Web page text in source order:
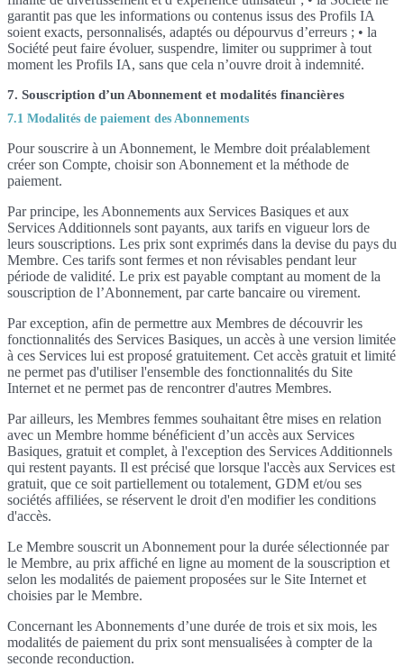
garantit pas que les informations ou contenus issus des Profils IA
soient exacts, personnalisés, adaptés ou dépourvus d’erreurs ; • la
Société peut faire évoluer, suspendre, limiter ou supprimer à tout
moment les Profils IA, sans que cela n’ouvre droit à indemnité.
7. Souscription d’un Abonnement et modalités financières
7.1 Modalités de paiement des Abonnements
Pour souscrire à un Abonnement, le Membre doit préalablement
créer son Compte, choisir son Abonnement et la méthode de
paiement.
Par principe, les Abonnements aux Services Basiques et aux
Services Additionnels sont payants, aux tarifs en vigueur lors de
leurs souscriptions. Les prix sont exprimés dans la devise du pays du
Membre. Ces tarifs sont fermes et non révisables pendant leur
période de validité. Le prix est payable comptant au moment de la
souscription de l’Abonnement, par carte bancaire ou virement.
Par exception, afin de permettre aux Membres de découvrir les
fonctionnalités des Services Basiques, un accès à une version limitée
à ces Services lui est proposé gratuitement. Cet accès gratuit et limité
ne permet pas d'utiliser l'ensemble des fonctionnalités du Site
Internet et ne permet pas de rencontrer d'autres Membres.
Par ailleurs, les Membres femmes souhaitant être mises en relation
avec un Membre homme bénéficient d’un accès aux Services
Basiques, gratuit et complet, à l'exception des Services Additionnels
qui restent payants. Il est précisé que lorsque l'accès aux Services est
gratuit, que ce soit partiellement ou totalement, GDM et/ou ses
sociétés affiliées, se réservent le droit d'en modifier les conditions
d'accès.
Le Membre souscrit un Abonnement pour la durée sélectionnée par
le Membre, au prix affiché en ligne au moment de la souscription et
selon les modalités de paiement proposées sur le Site Internet et
choisies par le Membre.
Concernant les Abonnements d’une durée de trois et six mois, les
modalités de paiement du prix sont mensualisées à compter de la
seconde reconduction.